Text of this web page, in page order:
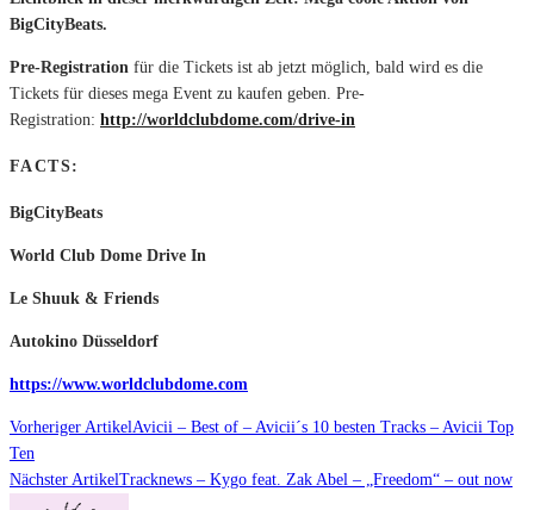
BigCityBeats.
Pre-Registration für die Tickets ist ab jetzt möglich, bald wird es die
Tickets für dieses mega Event zu kaufen geben. Pre-
Registration: http://worldclubdome.com/drive-in
FACTS:
BigCityBeats
World Club Dome Drive In
Le Shuuk & Friends
Autokino Düsseldorf
https://www.worldclubdome.com
Vorheriger ArtikelAvicii – Best of – Avicii´s 10 besten Tracks – Avicii Top
Ten
Nächster ArtikelTracknews – Kygo feat. Zak Abel – „Freedom“ – out now